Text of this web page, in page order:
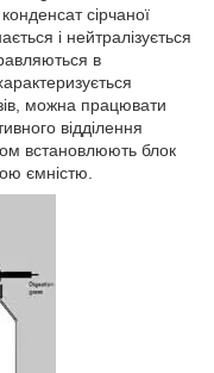
сірчаної
і нейтралізується
в
можна працювати
відділення
встановлюють блок
ємністю.